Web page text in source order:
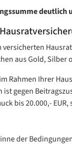
deutlich
versicherten
aus Gold,
Rahmen Ihrer
ist gegen
bis 20.000,-
der